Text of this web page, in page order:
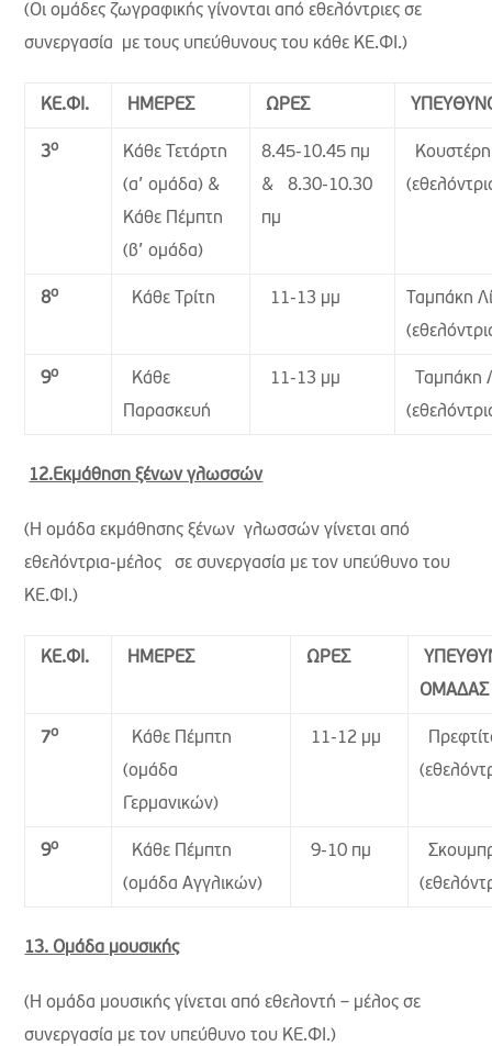
(Οι ομάδες ζωγραφικής γίνονται από εθελόντριες σε
συνεργασία με τους υπεύθυνους του κάθε ΚΕ.ΦΙ.)
ΚΕ.ΦΙ. ΗΜΕΡΕΣ ΩΡΕΣ
3ο
Κάθε Τετάρτη
(α’ ομάδα) &
Κάθε Πέμπτη
(β’ ομάδα)
8.45-10.45 πμ
& 8.30-10.30
πμ
8ο Κάθε Τρίτη 11-13 μμ
Ταμπάκη
9ο
Κάθε
Παρασκευή
11-13 μμ
Ταμπάκη
12.Εκμάθηση ξένων γλωσσών
(Η ομάδα εκμάθησης ξένων γλωσσών γίνεται από
εθελόντρια-μέλος σε συνεργασία με τον υπεύθυνο του
ΚΕ.ΦΙ.)
ΚΕ.ΦΙ. ΗΜΕΡΕΣ ΩΡΕΣ
ΟΜΑΔΑΣ
7ο
Κάθε Πέμπτη
(ομάδα
Γερμανικών)
11-12 μμ
9ο
Κάθε Πέμπτη
(ομάδα Αγγλικών)
9-10 πμ
13. Ομάδα μουσικής
(Η ομάδα μουσικής γίνεται από εθελοντή – μέλος σε
συνεργασία με τον υπεύθυνο του ΚΕ.ΦΙ.)